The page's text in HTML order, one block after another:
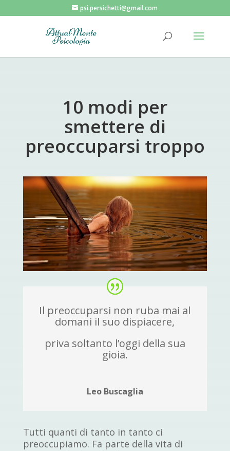
psi.persichetti@gmail.com
10 modi per
smettere di
preoccuparsi troppo
Il preoccuparsi non ruba mai al
domani il suo dispiacere,
priva soltanto l’oggi della sua
gioia.
Leo Buscaglia
Tutti quanti di tanto in tanto ci
preoccupiamo. Fa parte della vita di